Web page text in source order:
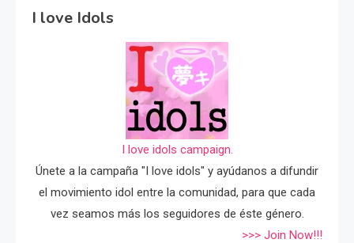
I love Idols
I love idols campaign.
Únete a la campaña "I love idols" y ayúdanos a difundir
el movimiento idol entre la comunidad, para que cada
vez seamos más los seguidores de éste género.
>>> Join Now!!!